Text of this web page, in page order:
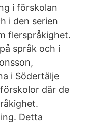
i förskolan
i den serien
flerspråkighet.
språk och i
i Södertälje
där de
Detta